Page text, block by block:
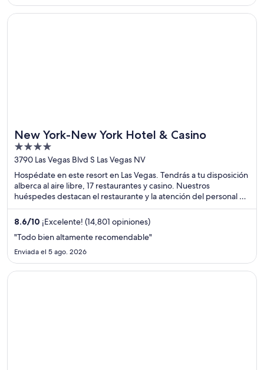
New York-New York Hotel & Casino
4
out
of
5
3790 Las Vegas Blvd S Las Vegas NV
Hospédate en este resort en Las Vegas. Tendrás a tu disposición
alberca al aire libre, 17 restaurantes y casino. Nuestros
huéspedes destacan el restaurante y la atención del personal en
sus opiniones. Estarás muy cerca de atracciones como Pabellón
para espectáculos MGM Grand Garden Arena y Pabellón
multifuncional T-Mobile Arena.
8.6/10 ¡Excelente! (14,801 opiniones)
"Todo bien altamente recomendable"
Enviada el 5 ago. 2026
Se abrirá en una nueva ventana
New York-New York Hotel & Casino
Se abrirá en una nueva ventana
Hotel Monteleone, New Orleans